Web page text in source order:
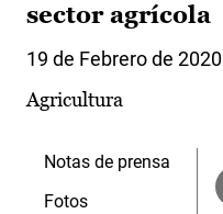
sector agrícola
19 de Febrero de 2020
Agricultura
Notas de prensa
Fotos